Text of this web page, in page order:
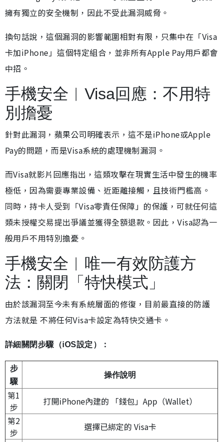
擁有獨立的安全機制，因此不受此漏洞威脅。
換句話說，這個漏洞的影響範圍相對有限，只集中在「Visa
卡加iPhone」這個特定組合，並非所有Apple Pay用戶都會
中招。
手機安全︱Visa回應：不用特
別擔憂
針對此漏洞，蘋果公司明確表示，這不是iPhone或Apple
Pay的問題，而是Visa系統的處理機制漏洞。
而Visa就影片回應指出，這類攻擊在現實生活中發生的機率
極低，因為需要專業設備、近距離接觸，且技術門檻高。
同時，持卡人受到「Visa零責任保障」的保護，可就任何這
類未授權交易提出爭議並獲得全額退款。因此，Visa認為一
般用戶不用特別擔憂。
手機安全︱唯一有效防護方
法：關閉「特快模式」
由於該漏洞至今未有系統層面的修復，目前最直接的防護
方法就是 不將任何Visa卡設定為特快交通卡。
詳細關閉步驟（iOS設定）：
步
驟
操作說明
第1
步
打開iPhone內建的 「錢包」App（Wallet）
第2
步
選擇已綁定的 Visa卡